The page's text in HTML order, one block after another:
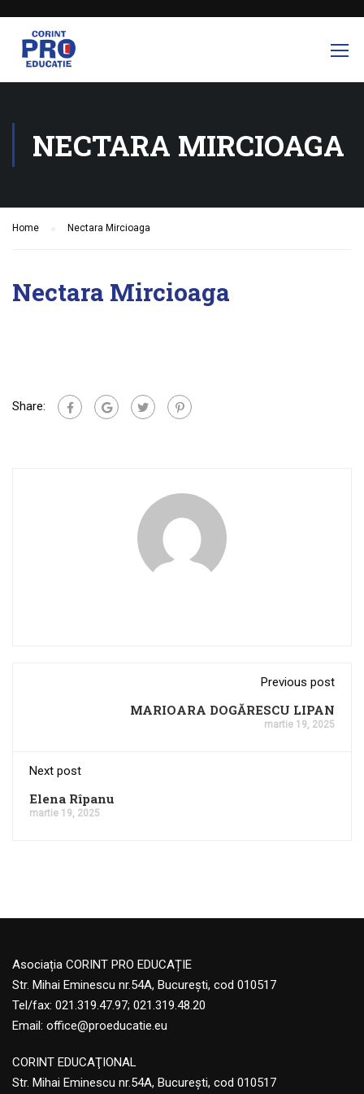
NECTARA MIRCIOAGA
Home Nectara Mircioaga
Nectara Mircioaga
Share:
Previous post
MARIOARA DOGĂRESCU LIPAN
martie 19, 2025
Next post
Elena Rîpanu
martie 19, 2025
Asociația CORINT PRO EDUCAȚIE
Str. Mihai Eminescu nr.54A, București, cod 010517
Tel/fax: 021.319.47.97; 021.319.48.20
Email: office@proeducatie.eu
CORINT EDUCAŢIONAL
Str. Mihai Eminescu nr.54A, Bucureşti, cod 010517